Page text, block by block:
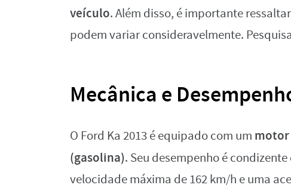
veículo. Além disso, é importante
podem variar consideravelmente.
Mecânica e
O Ford Ka 2013 é equipado com um motor
(gasolina). Seu desempenho é
velocidade máxima de 162 km/h e uma